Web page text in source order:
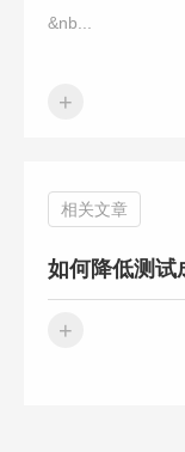
&nb...
+
相关文章
+